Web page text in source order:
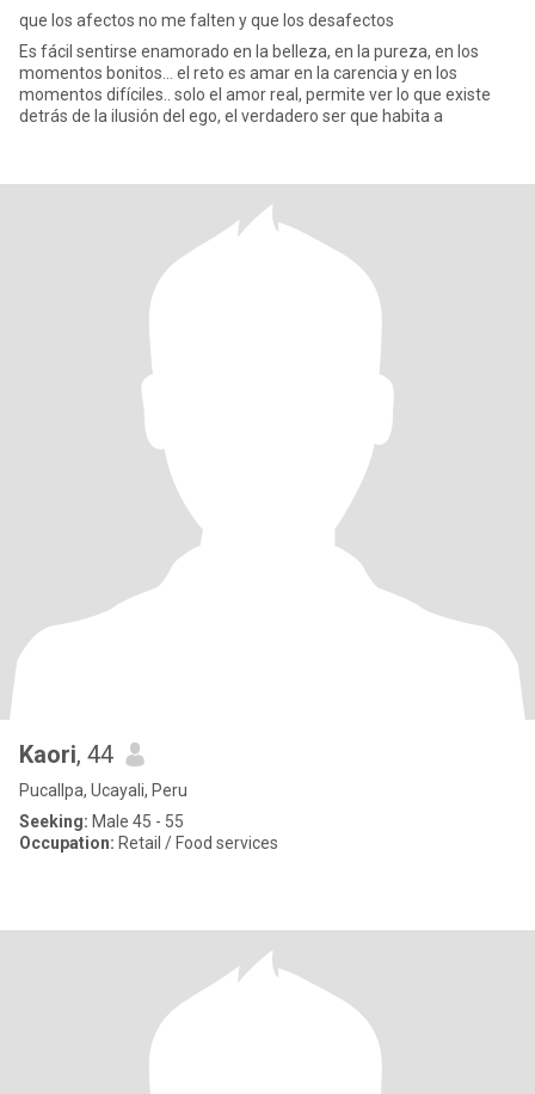
que los afectos no me falten y que los desafectos
Es fácil sentirse enamorado en la belleza, en la pureza, en los
momentos bonitos... el reto es amar en la carencia y en los
momentos difíciles.. solo el amor real, permite ver lo que existe
detrás de la ilusión del ego, el verdadero ser que habita a
Kaori, 44
Pucallpa, Ucayali, Peru
Seeking: Male 45 - 55
Occupation: Retail / Food services